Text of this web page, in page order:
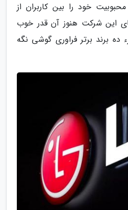
خود را بین کاربران از
این شرکت هنوز آن قدر خوب
ده برند برتر فراوری گوشی نگه